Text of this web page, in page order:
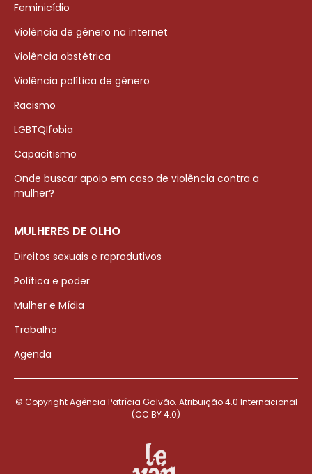
Feminicídio
Violência de gênero na internet
Violência obstétrica
Violência política de gênero
Racismo
LGBTQIfobia
Capacitismo
Onde buscar apoio em caso de violência contra a
mulher?
MULHERES DE OLHO
Direitos sexuais e reprodutivos
Política e poder
Mulher e Mídia
Trabalho
Agenda
© Copyright Agência Patrícia Galvão. Atribuição 4.0 Internacional
(CC BY 4.0)